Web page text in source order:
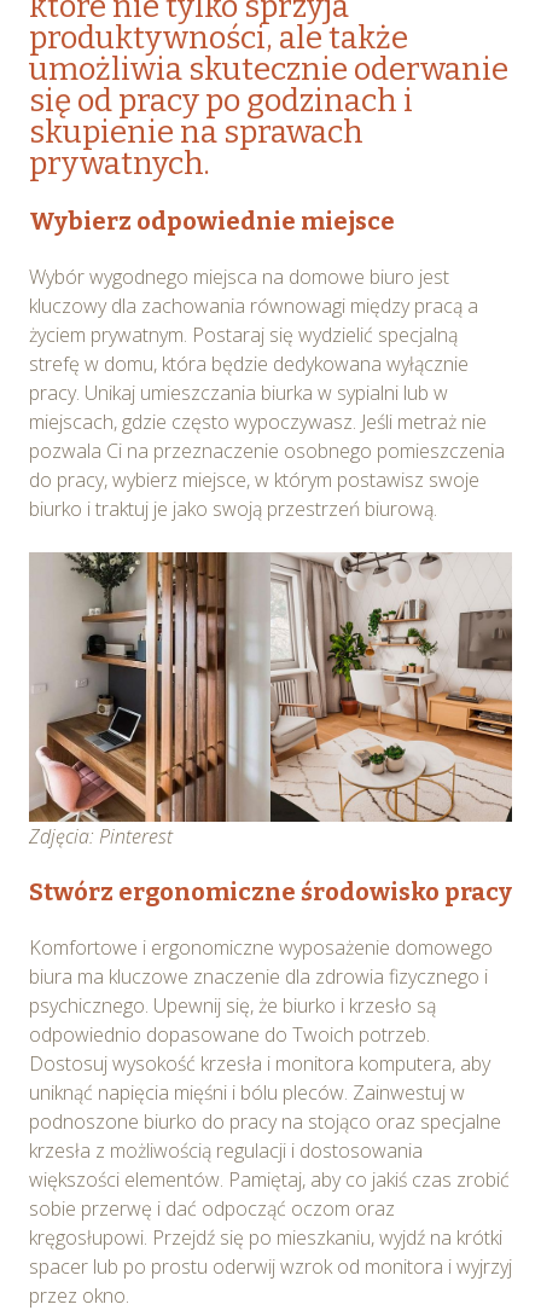
produktywności, ale także
umożliwia skutecznie oderwanie
się od pracy po godzinach i
skupienie na sprawach
prywatnych.
Wybierz odpowiednie miejsce
Wybór wygodnego miejsca na domowe biuro jest
kluczowy dla zachowania równowagi między pracą a
życiem prywatnym. Postaraj się wydzielić specjalną
strefę w domu, która będzie dedykowana wyłącznie
pracy. Unikaj umieszczania biurka w sypialni lub w
miejscach, gdzie często wypoczywasz. Jeśli metraż nie
pozwala Ci na przeznaczenie osobnego pomieszczenia
do pracy, wybierz miejsce, w którym postawisz swoje
biurko i traktuj je jako swoją przestrzeń biurową.
Zdjęcia: Pinterest
Stwórz ergonomiczne środowisko pracy
Komfortowe i ergonomiczne wyposażenie domowego
biura ma kluczowe znaczenie dla zdrowia fizycznego i
psychicznego. Upewnij się, że biurko i krzesło są
odpowiednio dopasowane do Twoich potrzeb.
Dostosuj wysokość krzesła i monitora komputera, aby
uniknąć napięcia mięśni i bólu pleców. Zainwestuj w
podnoszone biurko do pracy na stojąco oraz specjalne
krzesła z możliwością regulacji i dostosowania
większości elementów. Pamiętaj, aby co jakiś czas zrobić
sobie przerwę i dać odpocząć oczom oraz
kręgosłupowi. Przejdź się po mieszkaniu, wyjdź na krótki
spacer lub po prostu oderwij wzrok od monitora i wyjrzyj
przez okno.